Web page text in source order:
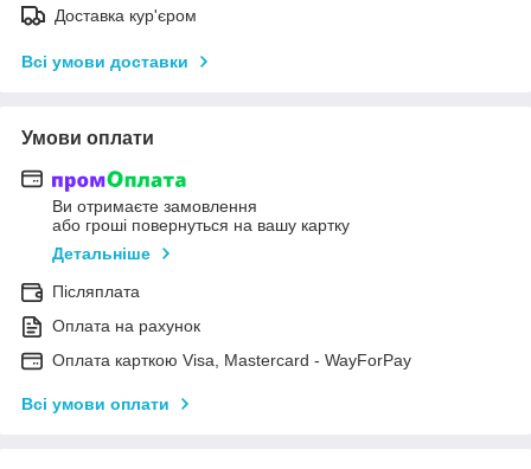
Доставка кур'єром
Всі умови доставки
Умови оплати
Ви отримаєте замовлення
або гроші повернуться на вашу картку
Детальніше
Післяплата
Оплата на рахунок
Оплата карткою Visa, Mastercard - WayForPay
Всі умови оплати